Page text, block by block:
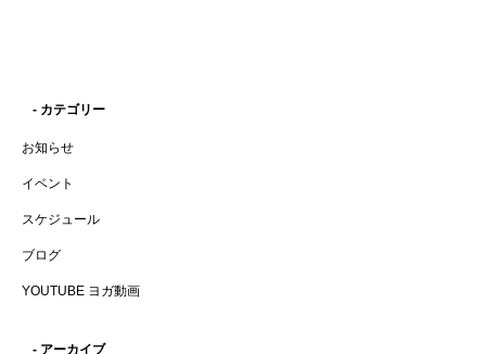
- カテゴリー
お知らせ
イベント
スケジュール
ブログ
YOUTUBE ヨガ動画
- アーカイブ